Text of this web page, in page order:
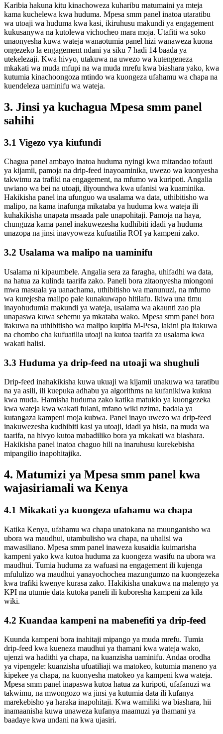
Karibia hakuna kitu kinachoweza kuharibu matumaini ya mteja
kama kuchelewa kwa huduma. Mpesa smm panel inatoa utaratibu
wa utoaji wa huduma kwa kasi, ikiruhusu makundi ya engagement
kukusanywa na kutolewa vichocheo mara moja. Utafiti wa soko
unaonyesha kuwa wateja wanaotumia panel hizi wanaweza kuona
ongezeko la engagement ndani ya siku 7 hadi 14 baada ya
utekelezaji. Kwa hivyo, utakuwa na uwezo wa kutengeneza
mkakati wa muda mfupi na wa muda mrefu kwa biashara yako, kwa
kutumia kinachoongoza mtindo wa kuongeza ufahamu wa chapa na
kuendeleza uaminifu wa wateja.
3. Jinsi ya kuchagua Mpesa smm panel
sahihi
3.1 Vigezo vya kiufundi
Chagua panel ambayo inatoa huduma nyingi kwa mitandao tofauti
ya kijamii, pamoja na drip-feed inayoaminika, uwezo wa kuonyesha
takwimu za trafiki na engagement, na mfumo wa kuripoti. Angalia
uwiano wa bei na utoaji, iliyoundwa kwa ufanisi wa kuaminika.
Hakikisha panel ina ufunguo wa usalama wa data, uthibitisho wa
malipo, na kama inafunga mikataba ya huduma kwa wateja ili
kuhakikisha unapata msaada pale unapohitaji. Pamoja na haya,
chunguza kama panel inakuwezesha kudhibiti idadi ya huduma
unazopa na jinsi inavyoweza kufuatilia ROI ya kampeni zako.
3.2 Usalama wa malipo na uaminifu
Usalama ni kipaumbele. Angalia sera za faragha, uhifadhi wa data,
na hatua za kulinda taarifa zako. Paneli bora zitaonyesha miongoni
mwa masuala ya uanachama, uthibitisho wa manunuzi, na mfumo
wa kurejesha malipo pale kunakuwapo hitilafu. Ikiwa una timu
inayohudumia makundi ya wateja, usalama wa akaunti zao pia
unapaswa kuwa sehemu ya mkataba wako. Mpesa smm panel bora
itakuwa na uthibitisho wa malipo kupitia M-Pesa, lakini pia itakuwa
na chombo cha kufuatilia utoaji na kutoa taarifa za usalama kwa
wakati halisi.
3.3 Huduma ya drip-feed na utoaji wa shughuli
Drip-feed inahakikisha kuwa ukuaji wa kijamii unakuwa wa taratibu
na ya asili, ili kuepuka adhabu ya algorithms na kufanikiwa kukua
kwa muda. Hamisha huduma zako katika matukio ya kuongezeka
kwa wateja kwa wakati fulani, mfano wiki nzima, badala ya
kutangaza kampeni moja kubwa. Panel inayo uwezo wa drip-feed
inakuwezesha kudhibiti kasi ya utoaji, idadi ya hisia, na muda wa
taarifa, na hivyo kutoa mabadiliko bora ya mkakati wa biashara.
Hakikisha panel inatoa chaguo hili na inaruhusu kurekebisha
mipangilio inapohitajika.
4. Matumizi ya Mpesa smm panel kwa
wajasiriamali wa Kenya
4.1 Mikakati ya kuongeza ufahamu wa chapa
Katika Kenya, ufahamu wa chapa unatokana na muunganisho wa
ubora wa maudhui, utambulisho wa chapa, na uhalisi wa
mawasiliano. Mpesa smm panel inaweza kusaidia kuimarisha
kampeni yako kwa kutoa huduma za kuongeza wasifu na ubora wa
maudhui. Tumia huduma za wafuasi na engagement ili kujenga
mfululizo wa maudhui yanayochochea mazungumzo na kuongezeka
kwa trafiki kwenye kurasa zako. Hakikisha unakuwa na malengo ya
KPI na utumie data kutoka paneli ili kuboresha kampeni za kila
wiki.
4.2 Kuandaa kampeni na mabenefiti ya drip-feed
Kuunda kampeni bora inahitaji mipango ya muda mrefu. Tumia
drip-feed kwa kueneza maudhui ya thamani kwa wateja wako,
ujenzi wa hadithi ya chapa, na kuanzisha uaminifu. Andaa orodha
ya vipengele: kuanzisha ufuatiliaji wa matokeo, kutumia maneno ya
kipekee ya chapa, na kuonyesha matokeo ya kampeni kwa wateja.
Mpesa smm panel inapaswa kutoa hatua za kuripoti, ufafanuzi wa
takwimu, na mwongozo wa jinsi ya kutumia data ili kufanya
marekebisho ya haraka inapohitaji. Kwa wamiliki wa biashara, hii
inamaanisha kuwa unaweza kufanya maamuzi ya thamani ya
baadaye kwa undani na kwa ujasiri.